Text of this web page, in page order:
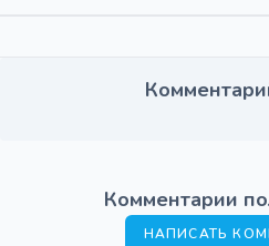
Комментарии
НАПИСАТЬ